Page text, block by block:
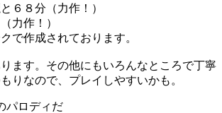
６８分（力作！）
力作！）
で作成されております。
ます。その他にもいろんなところで丁寧
りなので、プレイしやすいかも。
パロディだ